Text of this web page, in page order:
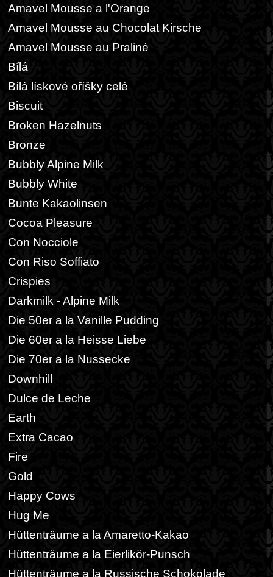
Amavel Mousse a l'Orange
Amavel Mousse au Chocolat Kirsche
Amavel Mousse au Praliné
Bílá
Bílá lískové oříšky celé
Biscuit
Broken Hazelnuts
Bronze
Bubbly Alpine Milk
Bubbly White
Bunte Kakaolinsen
Cocoa Pleasure
Con Nocciole
Con Riso Soffiato
Crispies
Darkmilk - Alpine Milk
Die 50er a la Vanille Pudding
Die 60er a la Heisse Liebe
Die 70er a la Nussecke
Downhill
Dulce de Leche
Earth
Extra Cacao
Fire
Gold
Happy Cows
Hug Me
Hüttenträume a la Amaretto-Kakao
Hüttenträume a la Eierlikör-Punsch
Hüttenträume a la Russische Schokolade